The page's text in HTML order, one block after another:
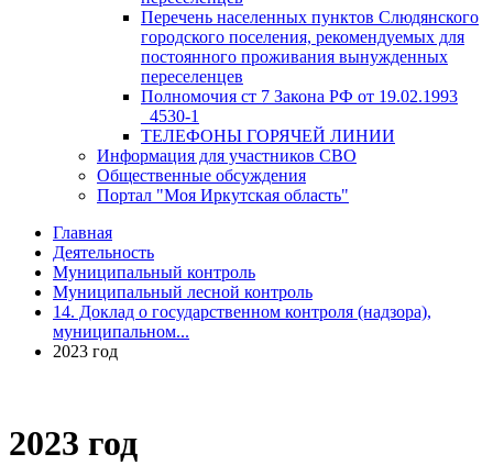
Перечень населенных пунктов Слюдянского
городского поселения, рекомендуемых для
постоянного проживания вынужденных
переселенцев
Полномочия ст 7 Закона РФ от 19.02.1993
_4530-1
ТЕЛЕФОНЫ ГОРЯЧЕЙ ЛИНИИ
Информация для участников СВО
Общественные обсуждения
Портал "Моя Иркутская область"
Главная
Деятельность
Муниципальный контроль
Муниципальный лесной контроль
14. Доклад о государственном контроля (надзора),
муниципальном...
2023 год
2023 год